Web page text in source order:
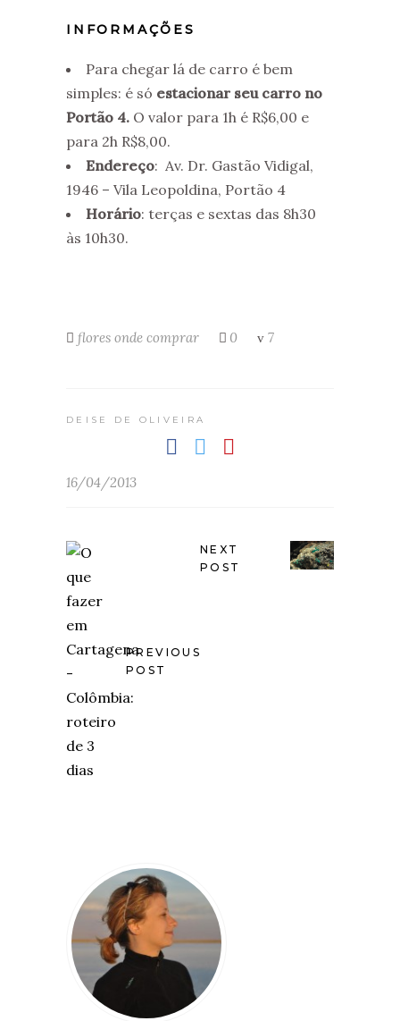
INFORMAÇÕES
Para chegar lá de carro é bem
simples: é só estacionar seu carro no
Portão 4. O valor para 1h é R$6,00 e
para 2h R$8,00.
Endereço: Av. Dr. Gastão Vidigal,
1946 – Vila Leopoldina, Portão 4
Horário: terças e sextas das 8h30
às 10h30.
flores onde comprar 0 7
DEISE DE OLIVEIRA
16/04/2013
PREVIOUS
POST
NEXT
POST